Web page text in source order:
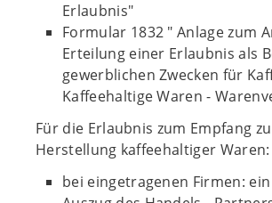
Erlaubnis"
Formular 1832 " Anlage zum
Erteilung einer Erlaubnis als
gewerblichen Zwecken für
Kaffeehaltige Waren -
Für die Erlaubnis zum Empfang
Herstellung kaffeehaltiger Waren:
bei eingetragenen Firmen: